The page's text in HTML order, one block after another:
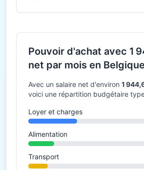
Pouvoir d'achat avec 1
net par mois en
Avec un salaire net d'environ 1
voici une répartition budgétaire
Loyer et charges
Alimentation
Transport